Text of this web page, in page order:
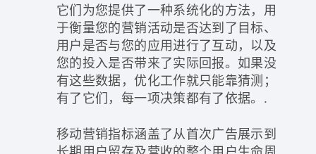
它们为您提供了一种系统化的方法，用
于衡量您的营销活动是否达到了目标、
用户是否与您的应用进行了互动，以及
您的投入是否带来了实际回报。如果没
有这些数据，优化工作就只能靠猜测；
有了它们，每一项决策都有了依据。.
移动营销指标涵盖了从首次广告展示到